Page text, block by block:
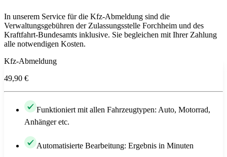
In unserem Service für die Kfz-Abmeldung sind die
Verwaltungsgebühren der Zulassungsstelle Forchheim und des
Kraftfahrt-Bundesamts inklusive. Sie begleichen mit Ihrer Zahlung
alle notwendigen Kosten.
Kfz-Abmeldung
49,90 €
Funktioniert mit allen Fahrzeugtypen: Auto, Motorrad,
Anhänger etc.
Automatisierte Bearbeitung: Ergebnis in Minuten